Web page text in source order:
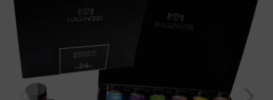
Geburtstag
Bayern